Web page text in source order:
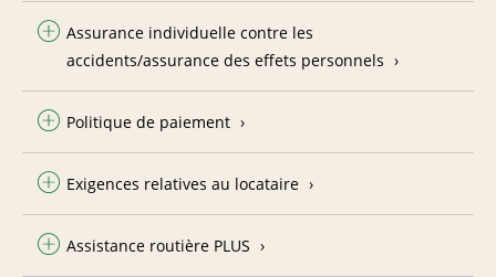
Assurance individuelle contre les
accidents/assurance des effets personnels
Politique de paiement
Exigences relatives au locataire
Assistance routière PLUS